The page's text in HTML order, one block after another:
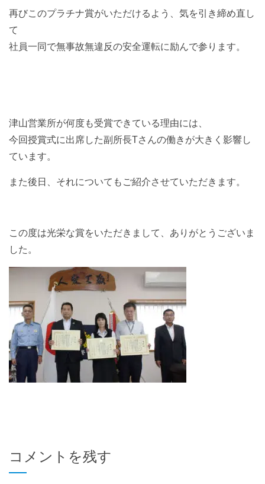
再びこのプラチナ賞がいただけるよう、気を引き締め直し
て
社員一同で無事故無違反の安全運転に励んで参ります。
津山営業所が何度も受賞できている理由には、
今回授賞式に出席した副所長Tさんの働きが大きく影響し
ています。
また後日、それについてもご紹介させていただきます。
この度は光栄な賞をいただきまして、ありがとうございま
した。
コメントを残す